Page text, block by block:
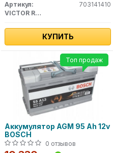
Артикул:
703141410
VICTOR REINZ
КУПИТЬ
Аккумулятор AGM 95 Ah 12v
BOSCH
0 отзывов
Топ продаж